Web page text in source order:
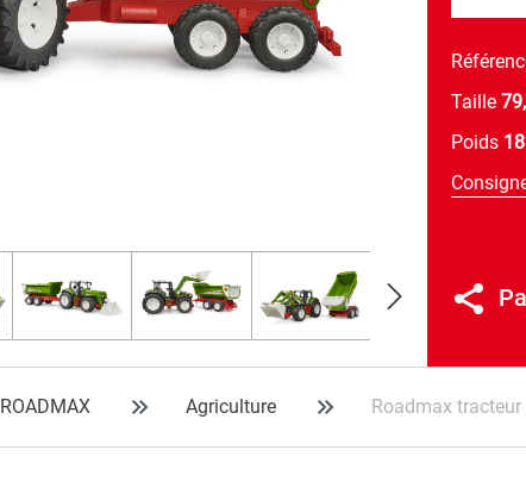
Taille
Poids
ROADMAX Agriculture Roadmax